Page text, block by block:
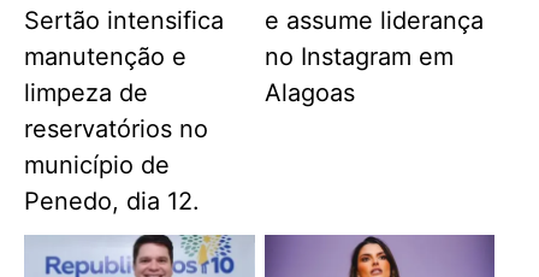
Sertão intensifica
manutenção e
limpeza de
reservatórios no
município de
Penedo, dia 12.
e assume liderança
no Instagram em
Alagoas